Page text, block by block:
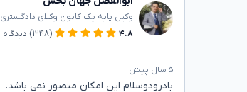
وکیل پایه یک کانون وکلای دادگستری
۴.۸
(۱۲۴۸) دیدگاه
۵ سال پیش
بادرودوسلام این امکان متصور نمی باشد.